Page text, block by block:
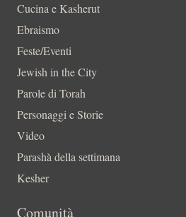
Cucina e Kasherut
Ebraismo
Feste/Eventi
Jewish in the City
Parole di Torah
Personaggi e Storie
Video
Parashà della settimana
Kesher
Comunità